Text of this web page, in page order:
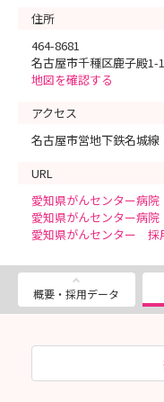
住所
464-8681
名古屋市千種区鹿子殿1-1
地図を確認する
アクセス
名古屋市営地下鉄名城
URL
愛知県がんセンター病院
愛知県がんセンター病
愛知県がんセンター 採
概要・採用データ